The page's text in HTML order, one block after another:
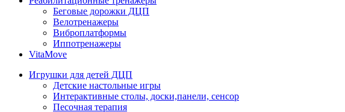
Беговые дорожки ДЦП
Велотренажеры
Виброплатформы
Иппотренажеры
VitaMove
Игрушки для детей ДЦП
Детские настольные игры
Интерактивные столы, доски,панели, сенсор
Песочная терапия